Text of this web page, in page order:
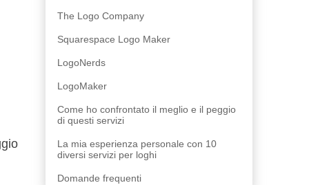
The Logo Company
Squarespace Logo Maker
LogoNerds
LogoMaker
Come ho confrontato il meglio e il peggio
di questi servizi
La mia esperienza personale con 10
diversi servizi per loghi
Domande frequenti